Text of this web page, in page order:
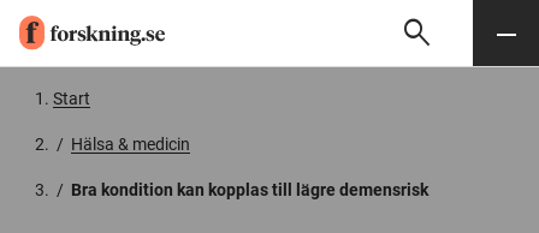
Söksearch Meny
Start
/ Hälsa & medicin
/ Bra kondition kan kopplas till lägre demensrisk